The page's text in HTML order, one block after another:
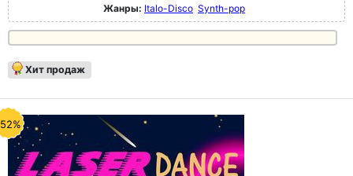
Жанры: Italo-Disco Synth-pop
Хит продаж